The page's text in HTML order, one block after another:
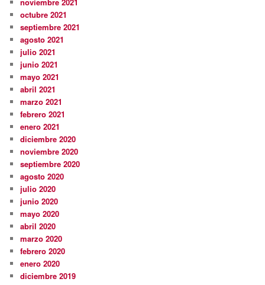
noviembre 2021
octubre 2021
septiembre 2021
agosto 2021
julio 2021
junio 2021
mayo 2021
abril 2021
marzo 2021
febrero 2021
enero 2021
diciembre 2020
noviembre 2020
septiembre 2020
agosto 2020
julio 2020
junio 2020
mayo 2020
abril 2020
marzo 2020
febrero 2020
enero 2020
diciembre 2019